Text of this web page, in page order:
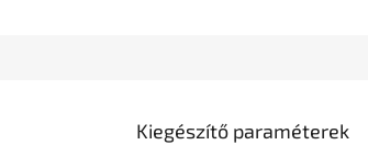
Kiegészítő paraméterek